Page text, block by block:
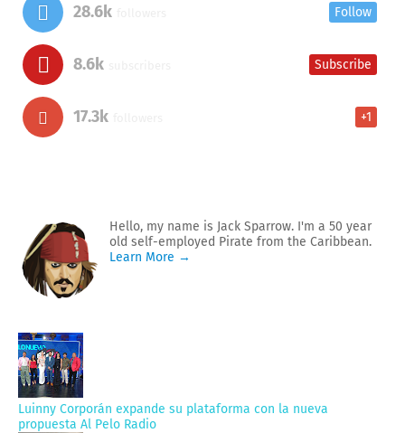
28.6k Follow
8.6k Subscribe
17.3k +1
Hello, my name is Jack Sparrow. I'm a 50 year
old self-employed Pirate from the Caribbean.
Learn More →
Luinny Corporán expande su plataforma con la nueva
propuesta Al Pelo Radio